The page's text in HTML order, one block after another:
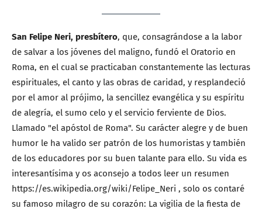
San Felipe Neri, presbítero, que, consagrándose a la labor
de salvar a los jóvenes del maligno, fundó el Oratorio en
Roma, en el cual se practicaban constantemente las lecturas
espirituales, el canto y las obras de caridad, y resplandeció
por el amor al prójimo, la sencillez evangélica y su espíritu
de alegría, el sumo celo y el servicio ferviente de Dios.
Llamado "el apóstol de Roma". Su carácter alegre y de buen
humor le ha valido ser patrón de los humoristas y también
de los educadores por su buen talante para ello. Su vida es
interesantísima y os aconsejo a todos leer un resumen
https://es.wikipedia.org/wiki/Felipe_Neri , solo os contaré
su famoso milagro de su corazón: La vigilia de la fiesta de